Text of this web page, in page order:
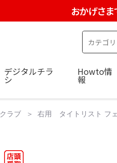
おかげさ
デジタルチラ
シ
Howto情
報
クラブ 右用 タイトリスト フ